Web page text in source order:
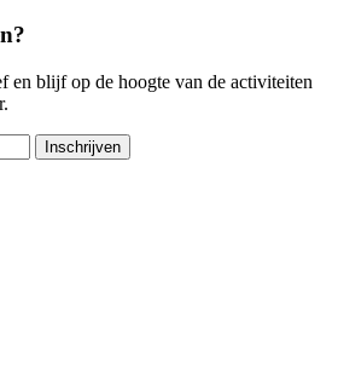
en blijf op de hoogte van de activiteiten
Inschrijven